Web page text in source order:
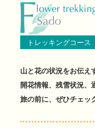
ブログ（
トレッキングコース
山と花の状況をお伝え
開花情報、残雪状況、
旅の前に、ぜひチェッ
トップページへ戻る